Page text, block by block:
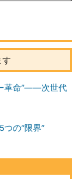
す
革命”――次世代
の“限界”